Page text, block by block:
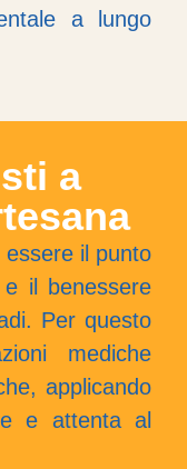
a lungo
a
il punto
il benessere
Per questo
mediche
applicando
e attenta al